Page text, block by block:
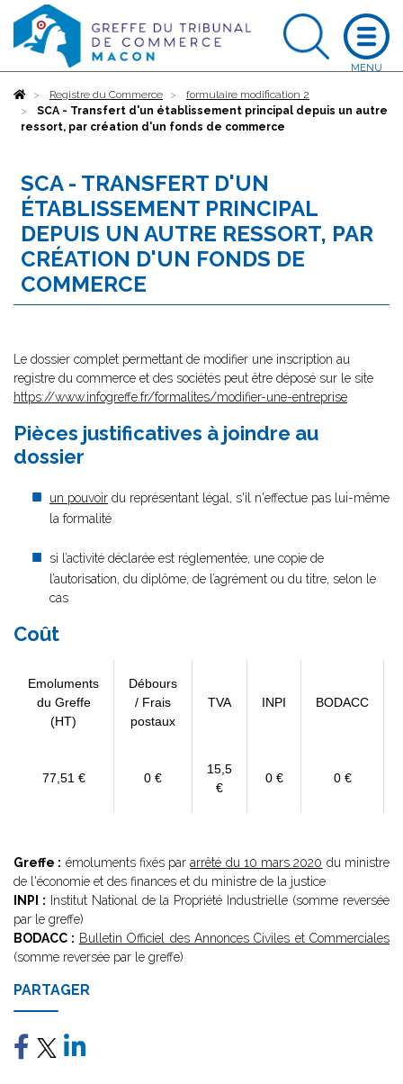
AccueilRegistre du Commerce
formulaire modification 2
SCA - Transfert d'un établissement principal depuis un autre
ressort, par création d'un fonds de commerce
SCA - TRANSFERT D'UN
ÉTABLISSEMENT PRINCIPAL
DEPUIS UN AUTRE RESSORT, PAR
CRÉATION D'UN FONDS DE
COMMERCE
Le dossier complet permettant de modifier une inscription au
registre du commerce et des sociétés peut être déposé sur le site
https://www.infogreffe.fr/formalites/modifier-une-entreprise
Pièces justificatives à joindre au
dossier
un pouvoir du représentant légal, s'il n'effectue pas lui-même
la formalité
si l’activité déclarée est réglementée, une copie de
l’autorisation, du diplôme, de l’agrément ou du titre, selon le
cas
Coût
Emoluments
du Greffe
(HT)
Débours
/ Frais
postaux
TVA INPI BODACC
77,51 € 0 €
15,5
€
0 € 0 €
Greffe : émoluments fixés pararrêté du 10 mars 2020 du ministre
de l'économie et des finances et du ministre de la justice
INPI : Institut National de la Propriété Industrielle (somme reversée
par le greffe)
BODACC : Bulletin Officiel des Annonces Civiles et Commerciales
(somme reversée par le greffe)
PARTAGER